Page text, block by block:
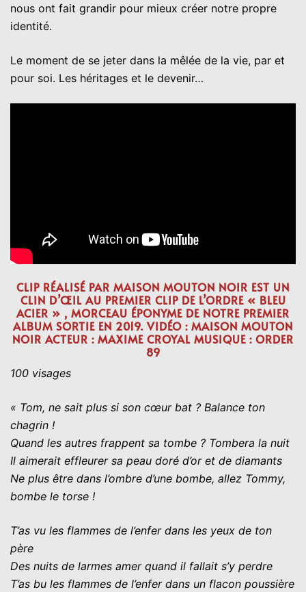
nous ont fait grandir pour mieux créer notre propre
identité.
Le moment de se jeter dans la mêlée de la vie, par et
pour soi. Les héritages et le devenir…
CLIP RÉALISÉ PAR MAISON MOUTON NOIR EST UN
CLIN D’ŒIL AU PREMIER CLIP DE L’ORDRE « BLEU
ACIER » , MORCEAU ÉPONYME DE NOTRE PREMIER
ALBUM SORTIE EN 2019. VIDÉO : MAISON MOUTON
NOIR ACTEUR : MAXIME CROYAL MUSIQUE : ORDER
89
100 visages
« Tom, ne sait plus si son cœur bat ? Balance ton
chagrin !
Quand les autres frappent sa tombe ? Tombera la nuit
Il aimerait effleurer sa peau doré d’or et de diamants
Ne plus être dans l’ombre d’une bombe, allez Tommy,
bombe le torse !
T’as vu les flammes de l’enfer dans les yeux de ton
père
Des nuits de larmes amer quand il fallait s’y perdre
T’as bu les flammes de l’enfer dans un flacon poussière